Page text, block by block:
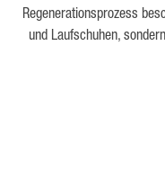
Regenerationsprozess
und Laufschuhen,